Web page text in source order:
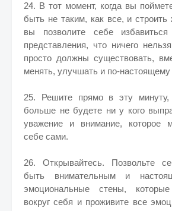
24. В тот момент, когда вы
быть не таким, как все, и строить
вы позволите себе
представления, что ничего
просто должны существовать,
менять, улучшать и по-настоящему
25. Решите прямо в эту минуту,
больше не будете ни у кого
уважение и внимание, которое
себе сами.
26. Открывайтесь. Позвольте
быть внимательным и
эмоциональные стены,
вокруг себя и проживите все